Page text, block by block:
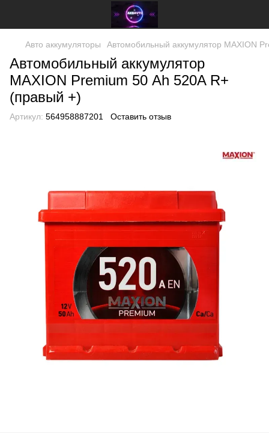
Авто аккумуляторы Автомобильный аккумулятор MAXION
Автомобильный аккумулятор
MAXION Premium 50 Аh 520A R+
(правый +)
Артикул: 564958887201 Оставить отзыв